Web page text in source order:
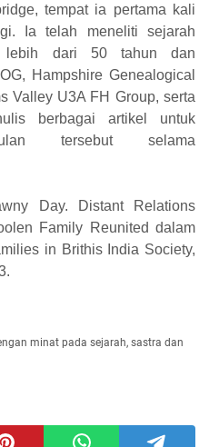
tempat ia pertama kali
Ia telah meneliti sejarah
lebih dari 50 tahun dan
Hampshire Genealogical
Valley U3A FH Group, serta
berbagai artikel untuk
tersebut selama
Day. Distant Relations
Family Reunited dalam
in Brithis India Society,
minat pada sejarah, sastra dan